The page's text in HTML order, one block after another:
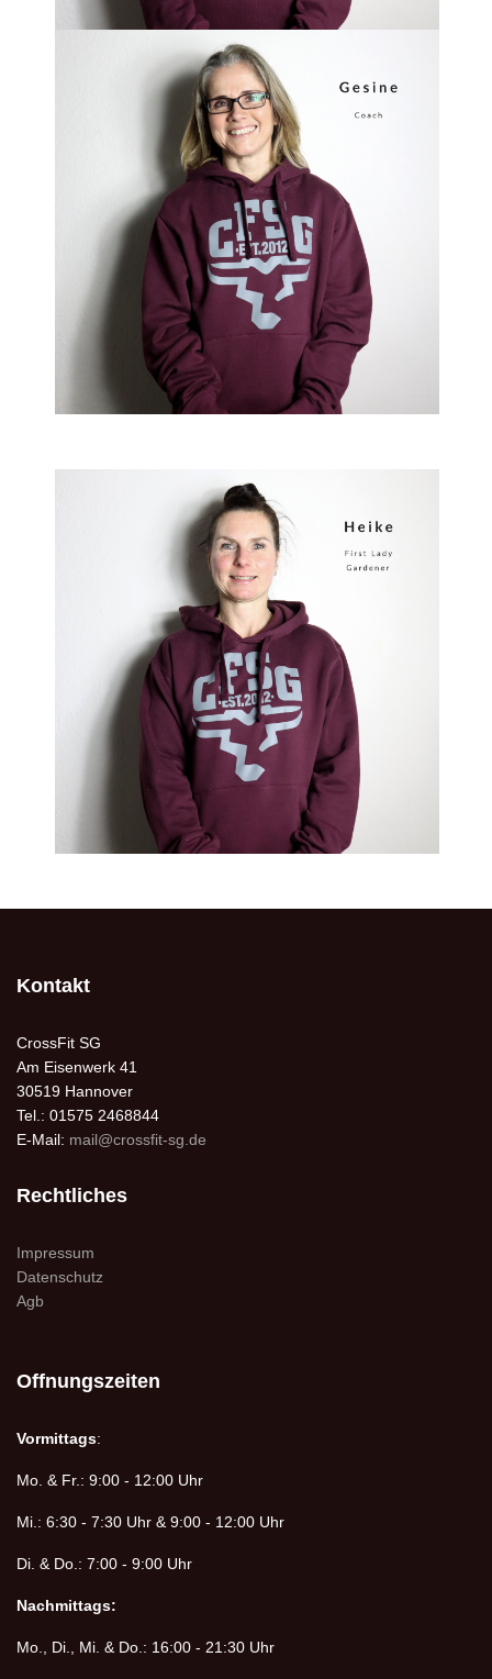
Kontakt
CrossFit SG
Am Eisenwerk 41
30519 Hannover
Tel.: 01575 2468844
E-Mail: mail@crossfit-sg.de
Rechtliches
Impressum
Datenschutz
Agb
Offnungszeiten
Vormittags:
Mo. & Fr.: 9:00 - 12:00 Uhr
Mi.: 6:30 - 7:30 Uhr & 9:00 - 12:00 Uhr
Di. & Do.: 7:00 - 9:00 Uhr
Nachmittags:
Mo., Di., Mi. & Do.: 16:00 - 21:30 Uhr